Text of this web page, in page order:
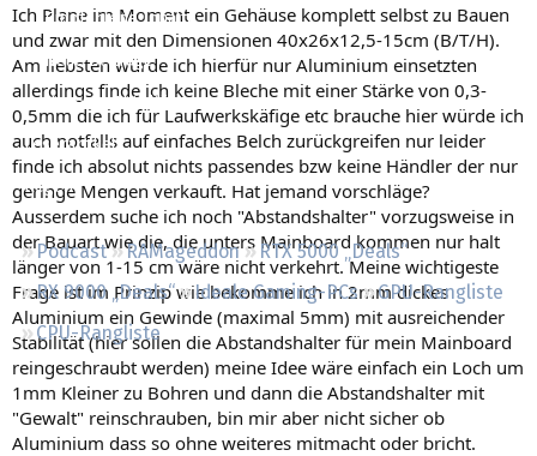
Empfohlene Inhalte
Neue Beiträge
Neueste Aktivitäten
Leserartikel
Regeln
Podcast RAMageddon
RTX 5000 „Deals“
RX 9000 „Deals“
Ideale Gaming-PCs
GPU-Rangliste
CPU-Rangliste
Ich Plane im Moment ein Gehäuse komplett selbst zu Bauen
und zwar mit den Dimensionen 40x26x12,5-15cm (B/T/H).
Am liebsten würde ich hierfür nur Aluminium einsetzten
allerdings finde ich keine Bleche mit einer Stärke von 0,3-
0,5mm die ich für Laufwerkskäfige etc brauche hier würde ich
auch notfalls auf einfaches Belch zurückgreifen nur leider
finde ich absolut nichts passendes bzw keine Händler der nur
geringe Mengen verkauft. Hat jemand vorschläge?
Ausserdem suche ich noch "Abstandshalter" vorzugsweise in
der Bauart wie die, die unters Mainboard kommen nur halt
länger von 1-15 cm wäre nicht verkehrt. Meine wichtigeste
Frage ist im Prinzip wie bekomme ich in 2mm dickes
Aluminium ein Gewinde (maximal 5mm) mit ausreichender
Stabilität (hier sollen die Abstandshalter für mein Mainboard
reingeschraubt werden) meine Idee wäre einfach ein Loch um
1mm Kleiner zu Bohren und dann die Abstandshalter mit
"Gewalt" reinschrauben, bin mir aber nicht sicher ob
Aluminium dass so ohne weiteres mitmacht oder bricht.